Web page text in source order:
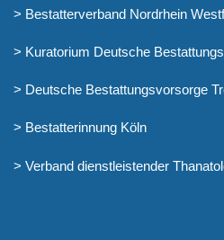
> Bestatterverband Nordrhein
> Kuratorium Deutsche
> Deutsche Bestattungsvorsorge
> Bestatterinnung Köln
> Verband dienstleistender